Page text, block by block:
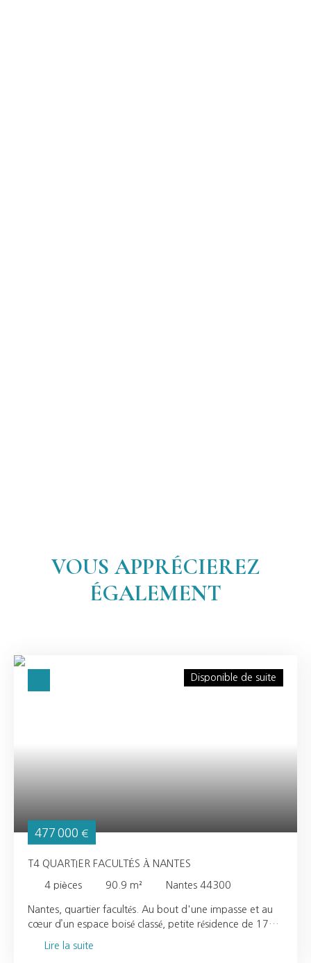
VOUS APPRÉCIEREZ
ÉGALEMENT
Disponible de suite
477 000€
T4 QUARTIER FACULTÉS À NANTES
4 pièces 90.9 m² Nantes 44300
Nantes, quartier facultés. Au bout d'une impasse et au
cœur d’un espace boisé classé, petite résidence de 17
logements offrant de nombreux avantages : proximité
Lire la suite